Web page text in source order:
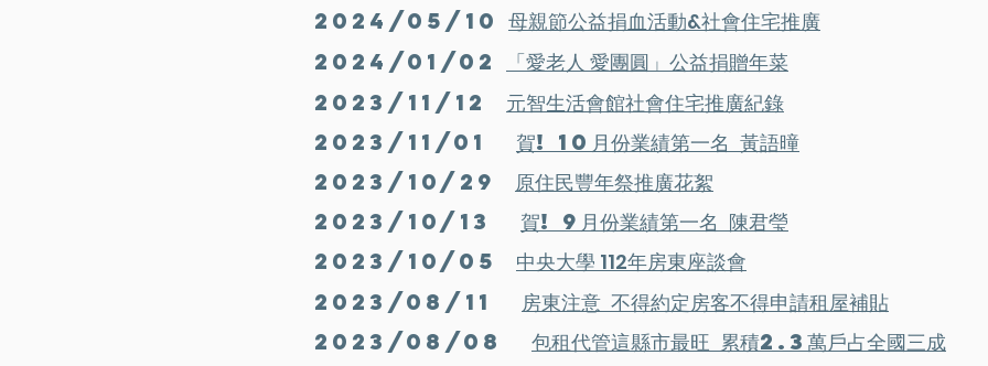
2024/05/10 母親節公益捐血活動&社會住宅推廣
2024/01/02
「愛老人 愛團圓」公益捐贈年菜
2023/11/12 元智生活會館社會住宅推廣紀錄
2023/11/01 賀! 10月份業績第一名 黃語曈
2023/10/29 原住民豐年祭推廣花絮
2023/10/13 賀! 9月份業績第一名 陳君瑩
​2023/10/05 中央大學 112年房東座談會
2023/08/11 房東注意 不得約定房客不得申請租屋補貼
2023/08/08 包租代管這縣市最旺 累積2.3萬戶占全國三成